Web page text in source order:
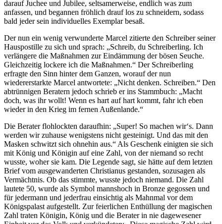
darauf Juchee und Jubilee, seltsamerweise, endlich was zum
anfassen, und begannen fröhlich drauf los zu schneidern, sodass
bald jeder sein individuelles Exemplar besaß.
Der nun ein wenig verwunderte Marcel zitierte den Schreiber seiner
Hauspostille zu sich und sprach: „Schreib, du Schreiberling. Ich
verlängere die Maßnahmen zur Eindämmung der bösen Seuche.
Gleichzeitig lockere ich die Maßnahmen.“ Der Schreiberling
erfragte den Sinn hinter dem Ganzen, worauf der nun
wiedererstarkte Marcel antwortete: „Nicht denken. Schreiben.“ Den
abtrünnigen Beratern jedoch schrieb er ins Stammbuch: „Macht
doch, was ihr wollt! Wenn es hart auf hart kommt, fahr ich eben
wieder in den Krieg im fernen Außenlande.“
Die Berater flohlockten daraufhin: „Super! So machen wir‘s. Dann
werden wir zuhause wenigstens nicht gesteinigt. Und das mit den
Masken schwitzt sich ohnehin aus.“ Als Geschenk einigten sie sich
mit König und Königin auf eine Zahl, von der niemand so recht
wusste, woher sie kam. Die Legende sagt, sie hätte auf dem letzten
Brief vom ausgewanderten Christianus gestanden, sozusagen als
Vermächtnis. Ob das stimmte, wusste jedoch niemand. Die Zahl
lautete 50, wurde als Symbol mannshoch in Bronze gegossen und
für jedermann und jederfrau einsichtig als Mahnmal vor dem
Königspalast aufgestellt. Zur feierlichen Enthüllung der magischen
Zahl traten Königin, König und die Berater in nie dagewesener